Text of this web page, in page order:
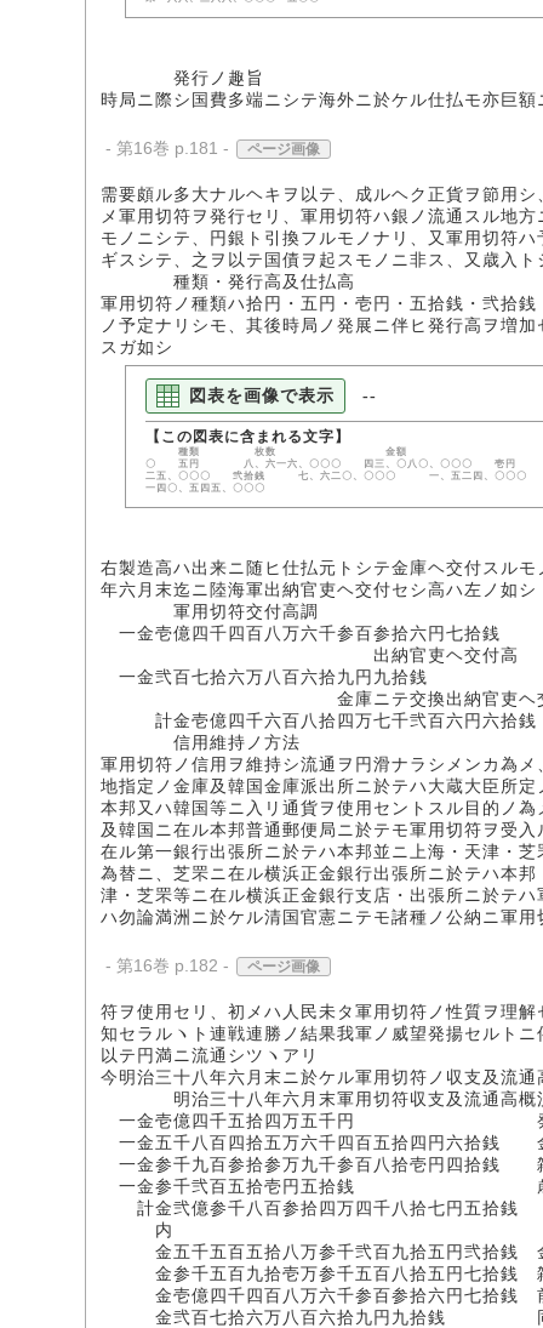
発行ノ趣旨
時局ニ際シ国費多端ニシテ海外ニ於ケル仕払モ亦巨額
- 第16巻 p.181 - ページ画像
需要頗ル多大ナルヘキヲ以テ、成ルヘク正貨ヲ節用
メ軍用切符ヲ発行セリ、軍用切符ハ銀ノ流通スル地
モノニシテ、円銀ト引換フルモノナリ、又軍用切符
ギスシテ、之ヲ以テ国債ヲ起スモノニ非ス、又歳入
種類・発行高及仕払高
軍用切符ノ種類ハ拾円・五円・壱円・五拾銭・弐拾
ノ予定ナリシモ、其後時局ノ発展ニ伴ヒ発行高ヲ増
スガ如シ
図表を画像で表示 --
種類 枚数 金額 枚 円 拾円 四
〇 五円 八、六一六、〇〇〇 四三、〇八〇、〇〇〇 壱円 二八
二五、〇〇〇 弐拾銭 七、六二〇、〇〇〇 一、五二四、〇〇
一四〇、五四五、〇〇〇
右製造高ハ出来ニ随ヒ仕払元トシテ金庫ヘ交付スル
年六月末迄ニ陸海軍出納官吏ヘ交付セシ高ハ左ノ如シ
軍用切符交付高調
一金壱億四千四百八万六千参百参拾六円七拾銭
出納官吏ヘ交付高
一金弐百七拾六万八百六拾九円九拾銭
金庫ニテ交換出納官吏ヘ交
計金壱億四千六百八拾四万七千弐百六円六拾銭
信用維持ノ方法
軍用切符ノ信用ヲ維持シ流通ヲ円滑ナラシメンカ為
地指定ノ金庫及韓国金庫派出所ニ於テハ大蔵大臣所
本邦又ハ韓国等ニ入リ通貨ヲ使用セントスル目的ノ
及韓国ニ在ル本邦普通郵便局ニ於テモ軍用切符ヲ受
在ル第一銀行出張所ニ於テハ本邦並ニ上海・天津・
為替ニ、芝罘ニ在ル横浜正金銀行出張所ニ於テハ本
津・芝罘等ニ在ル横浜正金銀行支店・出張所ニ於テ
ハ勿論満洲ニ於ケル清国官憲ニテモ諸種ノ公納ニ軍用
- 第16巻 p.182 - ページ画像
符ヲ使用セリ、初メハ人民未タ軍用切符ノ性質ヲ理
知セラルヽト連戦連勝ノ結果我軍ノ威望発揚セルト
以テ円満ニ流通シツヽアリ
今明治三十八年六月末ニ於ケル軍用切符ノ収支及流
明治三十八年六月末軍用切符収支及流通高概
一金壱億四千五拾四万五千円 発
一金五千八百四拾五万六千四百五拾四円六拾銭
一金参千九百参拾参万九千参百八拾壱円四拾銭
一金参千弐百五拾壱円五拾銭 歳入
計金弐億参千八百参拾四万四千八拾七円五拾銭
内
金五千五百五拾八万参千弐百九拾五円弐拾銭
金参千五百九拾壱万参千五百八拾五円七拾銭
金壱億四千四百八万六千参百参拾六円七拾銭
金弐百七拾六万八百六拾九円九拾銭 同金